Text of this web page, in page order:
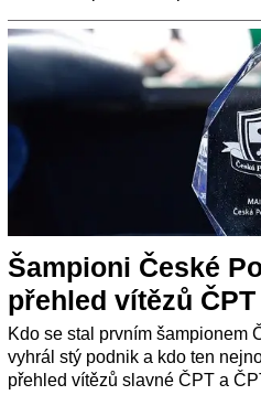
Šampioni České
přehled vítězů ČPT
Kdo se stal prvním šampionem
vyhrál stý podnik a kdo ten
přehled vítězů slavné ČPT a